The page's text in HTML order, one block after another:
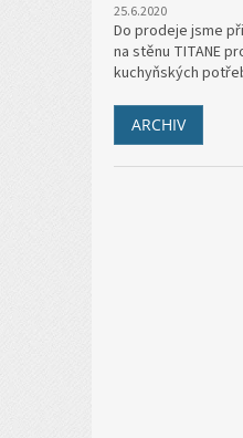
25.6.2020
Do prodeje jsme
na stěnu TITANE
kuchyňských
ARCHIV